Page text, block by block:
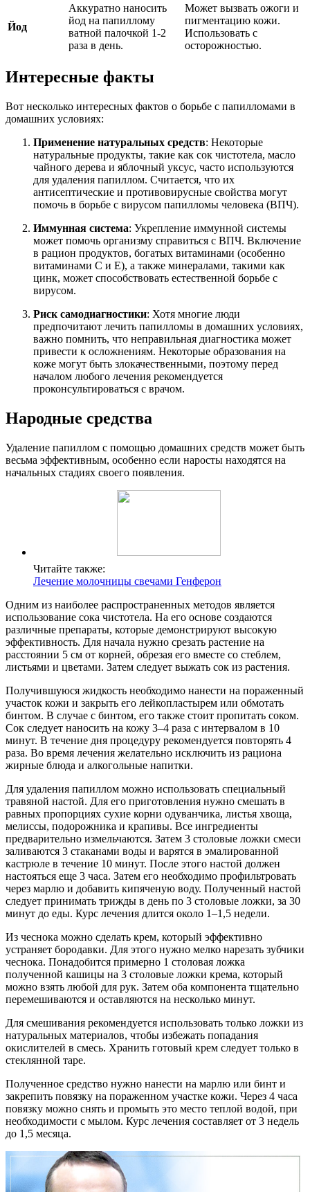
Йод
Аккуратно наносить
йод на папиллому
ватной палочкой 1-2
раза в день.
Может вызвать ожоги и
пигментацию кожи.
Использовать с
осторожностью.
Интересные факты
Вот несколько интересных фактов о борьбе с папилломами в
домашних условиях:
Применение натуральных средств: Некоторые
натуральные продукты, такие как сок чистотела, масло
чайного дерева и яблочный уксус, часто используются
для удаления папиллом. Считается, что их
антисептические и противовирусные свойства могут
помочь в борьбе с вирусом папилломы человека (ВПЧ).
Иммунная система: Укрепление иммунной системы
может помочь организму справиться с ВПЧ. Включение
в рацион продуктов, богатых витаминами (особенно
витаминами C и E), а также минералами, такими как
цинк, может способствовать естественной борьбе с
вирусом.
Риск самодиагностики: Хотя многие люди
предпочитают лечить папилломы в домашних условиях,
важно помнить, что неправильная диагностика может
привести к осложнениям. Некоторые образования на
коже могут быть злокачественными, поэтому перед
началом любого лечения рекомендуется
проконсультироваться с врачом.
Народные средства
Удаление папиллом с помощью домашних средств может быть
весьма эффективным, особенно если наросты находятся на
начальных стадиях своего появления.
Читайте также:
Лечение молочницы свечами Генферон
Одним из наиболее распространенных методов является
использование сока чистотела. На его основе создаются
различные препараты, которые демонстрируют высокую
эффективность. Для начала нужно срезать растение на
расстоянии 5 см от корней, обрезая его вместе со стеблем,
листьями и цветами. Затем следует выжать сок из растения.
Получившуюся жидкость необходимо нанести на пораженный
участок кожи и закрыть его лейкопластырем или обмотать
бинтом. В случае с бинтом, его также стоит пропитать соком.
Сок следует наносить на кожу 3–4 раза с интервалом в 10
минут. В течение дня процедуру рекомендуется повторять 4
раза. Во время лечения желательно исключить из рациона
жирные блюда и алкогольные напитки.
Для удаления папиллом можно использовать специальный
травяной настой. Для его приготовления нужно смешать в
равных пропорциях сухие корни одуванчика, листья хвоща,
мелиссы, подорожника и крапивы. Все ингредиенты
предварительно измельчаются. Затем 3 столовые ложки смеси
заливаются 3 стаканами воды и варятся в эмалированной
кастрюле в течение 10 минут. После этого настой должен
настояться еще 3 часа. Затем его необходимо профильтровать
через марлю и добавить кипяченую воду. Полученный настой
следует принимать трижды в день по 3 столовые ложки, за 30
минут до еды. Курс лечения длится около 1–1,5 недели.
Из чеснока можно сделать крем, который эффективно
устраняет бородавки. Для этого нужно мелко нарезать зубчики
чеснока. Понадобится примерно 1 столовая ложка
полученной кашицы на 3 столовые ложки крема, который
можно взять любой для рук. Затем оба компонента тщательно
перемешиваются и оставляются на несколько минут.
Для смешивания рекомендуется использовать только ложки из
натуральных материалов, чтобы избежать попадания
окислителей в смесь. Хранить готовый крем следует только в
стеклянной таре.
Полученное средство нужно нанести на марлю или бинт и
закрепить повязку на пораженном участке кожи. Через 4 часа
повязку можно снять и промыть это место теплой водой, при
необходимости с мылом. Курс лечения составляет от 3 недель
до 1,5 месяца.